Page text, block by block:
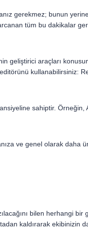
gerekmez; bunun
tüm bu dakikalar
geliştirici araçları
kullanabilirsiniz:
sahiptir. Örneğin,
ve genel olarak daha
bilen herhangi bir
kaldırarak ekibinizin